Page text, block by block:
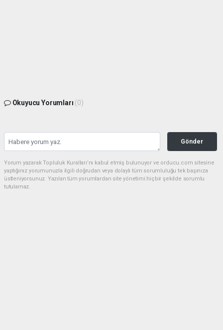
Okuyucu Yorumları (0)
Gönder
Yorum yazarak Topluluk Kuralları’nı kabul etmiş bulunuyor ve orducu.com sitesine
yaptığınız yorumunuzla ilgili doğrudan veya dolaylı tüm sorumluluğu tek başınıza
üstleniyorsunuz. Yazılan tüm yorumlardan site yönetimi hiçbir şekilde sorumlu
tutulamaz.